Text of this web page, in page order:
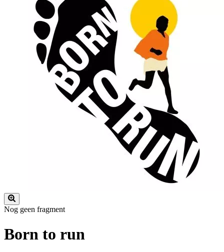
Nog geen fragment
Born to run